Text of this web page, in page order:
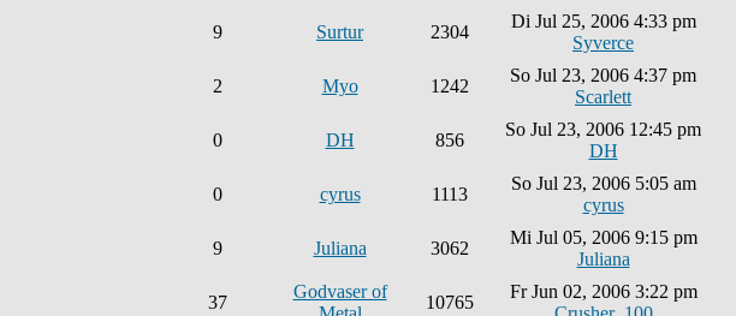
9 Surtur 2304
Di Jul 25, 2006 4:33 pm
Syverce
2 Myo 1242
So Jul 23, 2006 4:37 pm
Scarlett
0 DH 856
So Jul 23, 2006 12:45 pm
DH
0 cyrus 1113
So Jul 23, 2006 5:05 am
cyrus
9 Juliana 3062
Mi Jul 05, 2006 9:15 pm
Juliana
37
Godvaser of
10765
Fr Jun 02, 2006 3:22 pm